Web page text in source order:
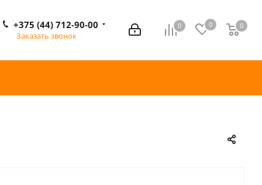
0 0 0
0
+375 (44) 712-90-00
Заказать звонок